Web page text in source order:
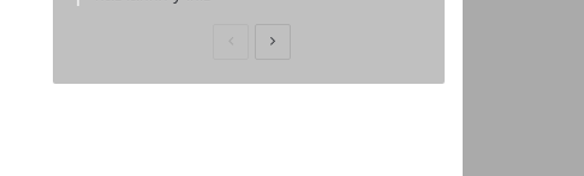
ПопередняНаступна